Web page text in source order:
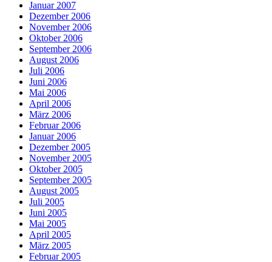
Januar 2007
Dezember 2006
November 2006
Oktober 2006
September 2006
August 2006
Juli 2006
Juni 2006
Mai 2006
April 2006
März 2006
Februar 2006
Januar 2006
Dezember 2005
November 2005
Oktober 2005
September 2005
August 2005
Juli 2005
Juni 2005
Mai 2005
April 2005
März 2005
Februar 2005